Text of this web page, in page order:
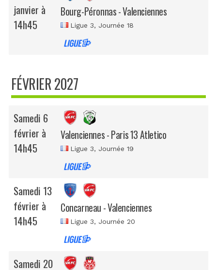
janvier à
14h45
Bourg-Péronnas - Valenciennes
Ligue 3, Journée 18
FÉVRIER 2027
Samedi 6
février à
14h45
Valenciennes - Paris 13 Atletico
Ligue 3, Journée 19
Samedi 13
février à
14h45
Concarneau - Valenciennes
Ligue 3, Journée 20
Samedi 20